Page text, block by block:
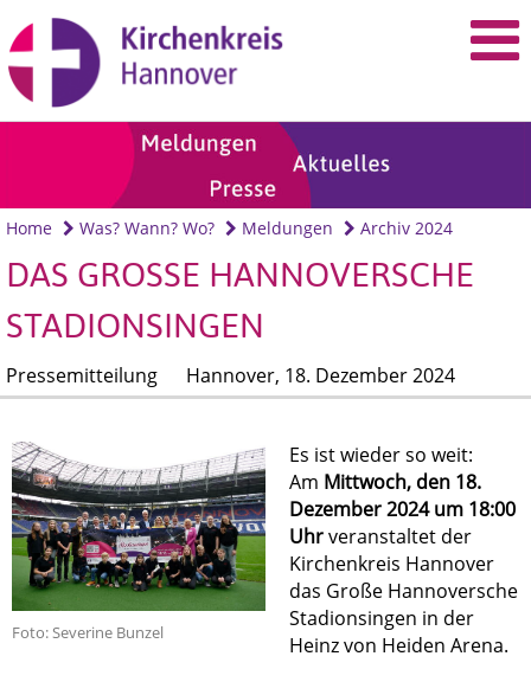
Home Was? Wann? Wo? Meldungen Archiv 2024
DAS GROSSE HANNOVERSCHE S
TADIONSINGEN
Pressemitteilung Hannover, 18. Dezember 2024
Foto: Severine Bunzel
Es ist wieder so weit:
Am Mittwoch, den 18.
Dezember 2024 um 18:00
Uhrveranstaltet der
Kirchenkreis Hannover
das Große Hannoversche
Stadionsingen in der
Heinz von Heiden Arena.